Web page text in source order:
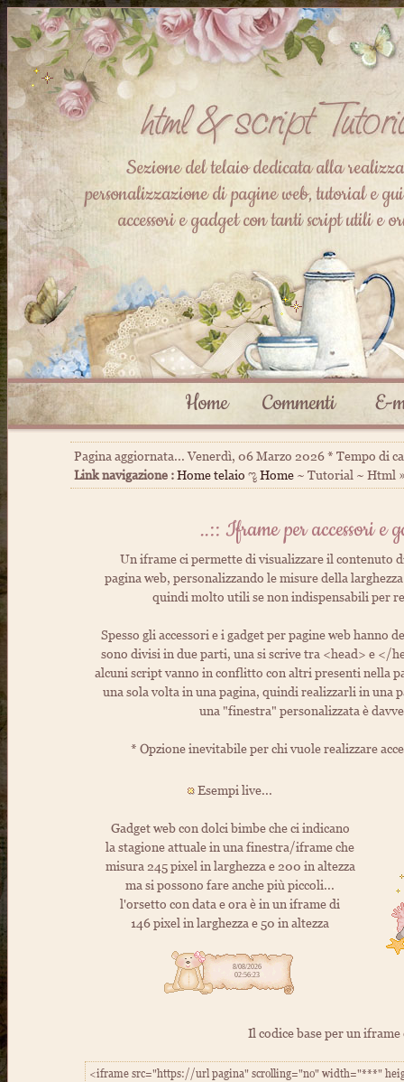
Sezione del telaio dedicata alla
personalizzazione di pagine web, tutorial e
accessori e gadget con tanti script utili e
Home Commenti E-
Pagina aggiornata... Venerdì, 06 Marzo 2026 * Tempo di
Link navigazione : Home telaio ೡHome~ Tutorial ~ Html
..:: Iframe per accessori e
Un iframe ci permette di visualizzare il contenuto
pagina web, personalizzando le misure della
quindi molto utili se non indispensabili per
Spesso gli accessori e i gadget per pagine web hanno
sono divisi in due parti, una si scrive tra <head> e </
alcuni script vanno in conflitto con altri presenti nella
una sola volta in una pagina, quindi realizzarli in una
una "finestra" personalizzata è
* Opzione inevitabile per chi vuole realizzare
Esempi live...
Gadget web con dolci bimbe che ci indicano
la stagione attuale in una finestra/iframe che
misura 245 pixel in larghezza e 200 in altezza
ma si possono fare anche più piccoli...
l'orsetto con data e ora è in un iframe di
146 pixel in larghezza e 50 in altezza
Il codice base per un iframe
<iframe src="https://url pagina" scrolling="no" width="***"